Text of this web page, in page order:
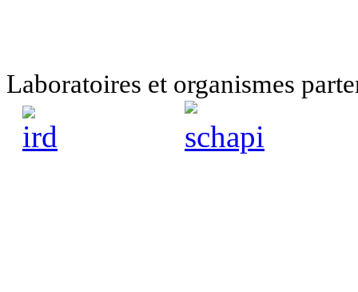
Laboratoires et organismes